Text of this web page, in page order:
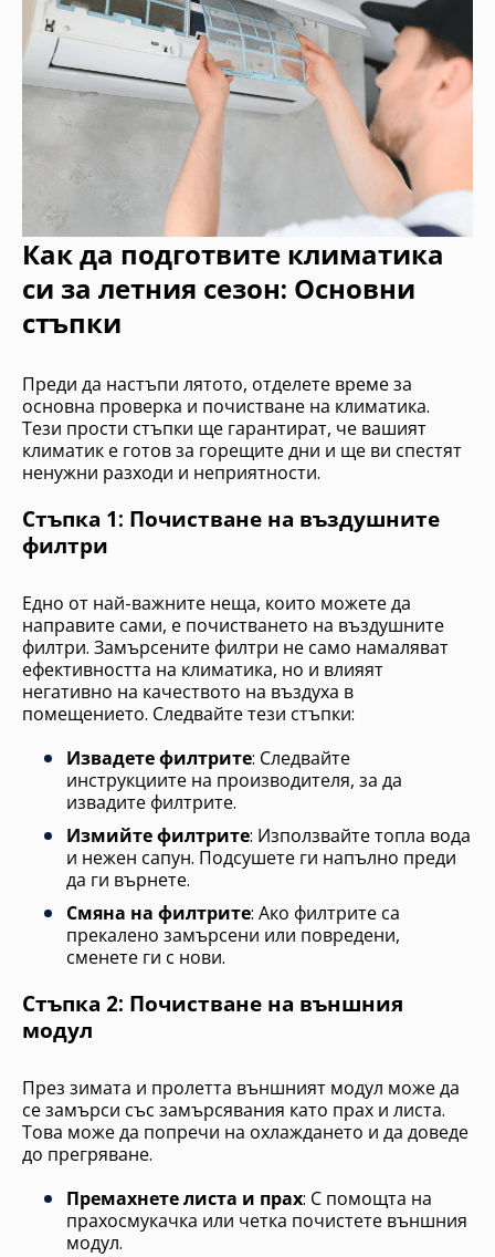
Как да подготвите климатика
си за летния сезон: Основни
стъпки
Преди да настъпи лятото, отделете време за
основна проверка и почистване на климатика.
Тези прости стъпки ще гарантират, че вашият
климатик е готов за горещите дни и ще ви спестят
ненужни разходи и неприятности.
Стъпка 1: Почистване на въздушните
филтри
Едно от най-важните неща, които можете да
направите сами, е почистването на въздушните
филтри. Замърсените филтри не само намаляват
ефективността на климатика, но и влияят
негативно на качеството на въздуха в
помещението. Следвайте тези стъпки:
Извадете филтрите: Следвайте
инструкциите на производителя, за да
извадите филтрите.
Измийте филтрите: Използвайте топла вода
и нежен сапун. Подсушете ги напълно преди
да ги върнете.
Смяна на филтрите: Ако филтрите са
прекалено замърсени или повредени,
сменете ги с нови.
Стъпка 2: Почистване на външния
модул
През зимата и пролетта външният модул може да
се замърси със замърсявания като прах и листа.
Това може да попречи на охлаждането и да доведе
до прегряване.
Премахнете листа и прах: С помощта на
прахосмукачка или четка почистете външния
модул.